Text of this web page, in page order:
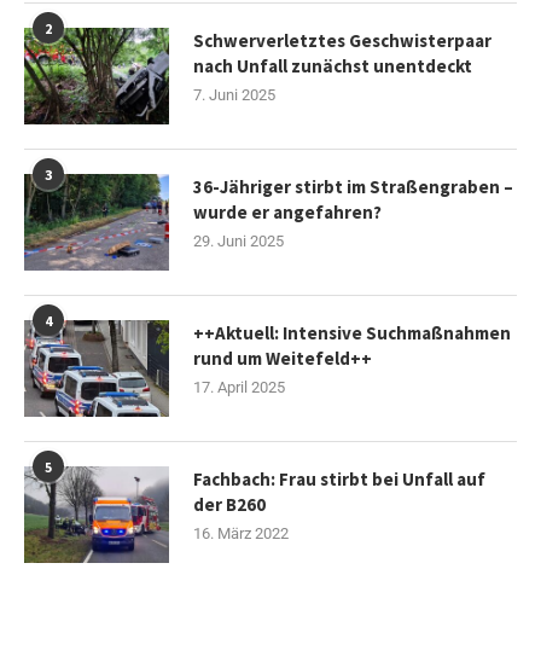
2
Schwerverletztes Geschwisterpaar
nach Unfall zunächst unentdeckt
7. Juni 2025
3
36-Jähriger stirbt im Straßengraben –
wurde er angefahren?
29. Juni 2025
4
++Aktuell: Intensive Suchmaßnahmen
rund um Weitefeld++
17. April 2025
5
Fachbach: Frau stirbt bei Unfall auf
der B260
16. März 2022